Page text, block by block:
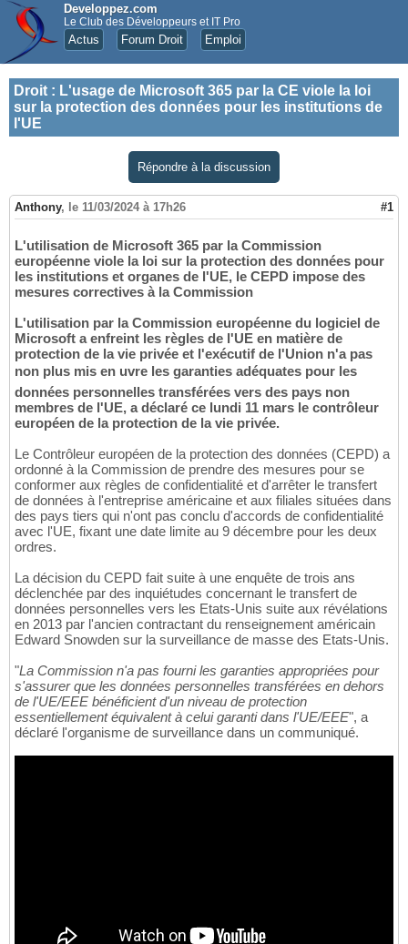
Developpez.com
Le Club des Développeurs et IT Pro
Actus Forum Droit Emploi
Droit : L'usage de Microsoft 365 par la CE viole la loi
sur la protection des données pour les institutions de
l'UE
Répondre à la discussion
Anthony, le 11/03/2024 à 17h26 #1
L'utilisation de Microsoft 365 par la Commission
européenne viole la loi sur la protection des données pour
les institutions et organes de l'UE, le CEPD impose des
mesures correctives à la Commission
L'utilisation par la Commission européenne du logiciel de
Microsoft a enfreint les règles de l'UE en matière de
protection de la vie privée et l'exécutif de l'Union n'a pas
non plus mis en uvre les garanties adéquates pour les
données personnelles transférées vers des pays non
membres de l'UE, a déclaré ce lundi 11 mars le contrôleur
européen de la protection de la vie privée.
Le Contrôleur européen de la protection des données (CEPD) a
ordonné à la Commission de prendre des mesures pour se
conformer aux règles de confidentialité et d'arrêter le transfert
de données à l'entreprise américaine et aux filiales situées dans
des pays tiers qui n'ont pas conclu d'accords de confidentialité
avec l'UE, fixant une date limite au 9 décembre pour les deux
ordres.
La décision du CEPD fait suite à une enquête de trois ans
déclenchée par des inquiétudes concernant le transfert de
données personnelles vers les Etats-Unis suite aux révélations
en 2013 par l'ancien contractant du renseignement américain
Edward Snowden sur la surveillance de masse des Etats-Unis.
"La Commission n'a pas fourni les garanties appropriées pour
s'assurer que les données personnelles transférées en dehors
de l'UE/EEE bénéficient d'un niveau de protection
essentiellement équivalent à celui garanti dans l'UE/EEE", a
déclaré l'organisme de surveillance dans un communiqué.